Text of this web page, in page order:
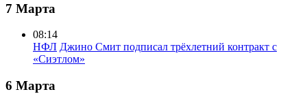
7 Марта
08:14
НФЛ Джино Смит подписал трёхлетний контракт с
«Сиэтлом»
6 Марта